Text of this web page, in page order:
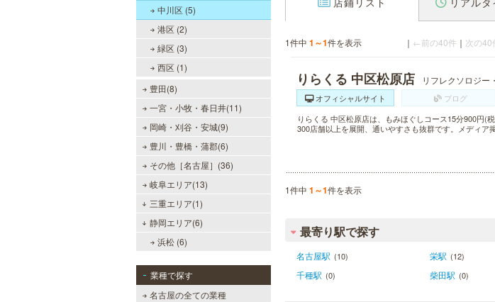
中川区 (5)
港区 (2)
緑区 (3)
西区 (1)
豊田(8)
一宮・小牧・春日井(11)
岡崎・刈谷・安城(9)
豊川・豊橋・蒲郡(6)
その他［名古屋］(36)
岐阜エリア(13)
三重エリア(1)
静岡エリア(6)
浜松 (6)
業種で探す
名古屋の全ての業種
店鋪リスト リアル
1件中 1～1件を表示 ｜ ←前の40件 ｜ 次の
りらくる 中区松原店 リフレクソロジー
オフィシャルサイト
ブログ
りらくる 中区松原店は、もみほぐしコース15分900円(
300店舗以上を展開、通いやすさも抜群です。メディア掲
1件中 1～1件を表示
最寄り駅で探す
名古屋駅 (10) 栄駅 (12)
千種駅 (0) 柴田駅 (0)